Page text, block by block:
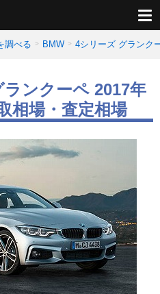
調べる BMW 4シリーズ グランク
ンクーペ 2017年
相場・査定相場